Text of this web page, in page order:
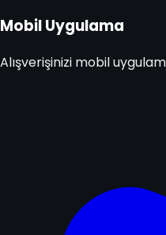
Mobil Uygulama
Alışverişinizi mobil